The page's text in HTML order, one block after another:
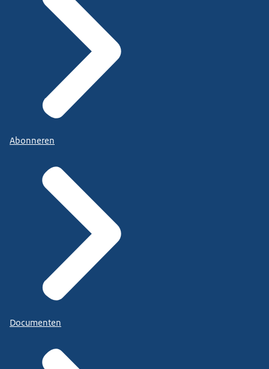
Abonneren
Documenten